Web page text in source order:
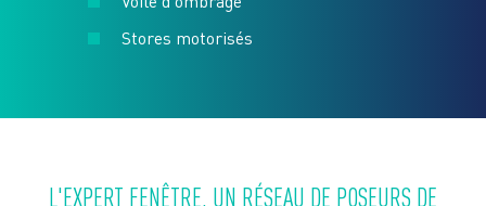
Stores motorisés
L'EXPERT FENÊTRE, UN RÉSEAU DE POSEURS DE